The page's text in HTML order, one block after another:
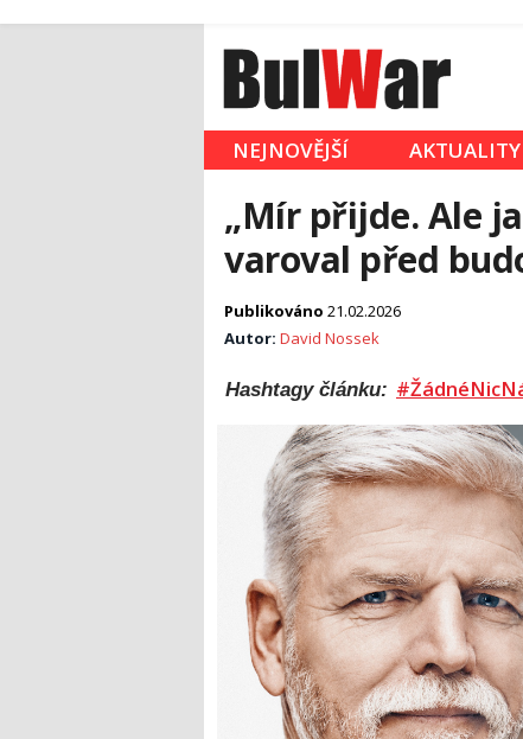
NEJNOVĚJŠÍ AKTUALITY
„Mír přijde. Ale
varoval před
Publikováno 21.02.2026
Autor: David Nossek
Hashtagy článku: